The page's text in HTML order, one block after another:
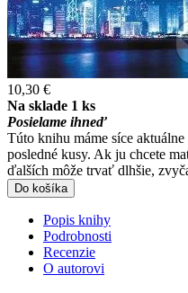
10,30 €
Na sklade 1 ks
Posielame ihneď
Túto knihu máme síce
posledné kusy. Ak ju chcete
ďalších môže trvať dlhšie,
Do košíka
Popis knihy
Podrobnosti
Recenzie
O autorovi